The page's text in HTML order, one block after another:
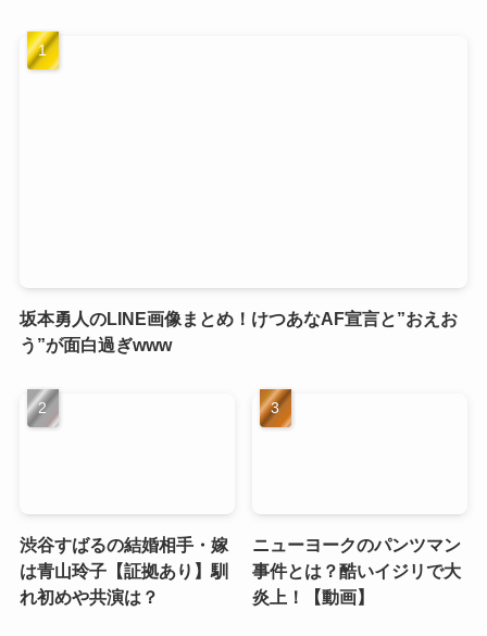
坂本勇人のLINE画像まとめ！けつあなAF宣言と”おえお
う”が面白過ぎwww
渋谷すばるの結婚相手・嫁
は青山玲子【証拠あり】馴
れ初めや共演は？
ニューヨークのパンツマン
事件とは？酷いイジリで大
炎上！【動画】